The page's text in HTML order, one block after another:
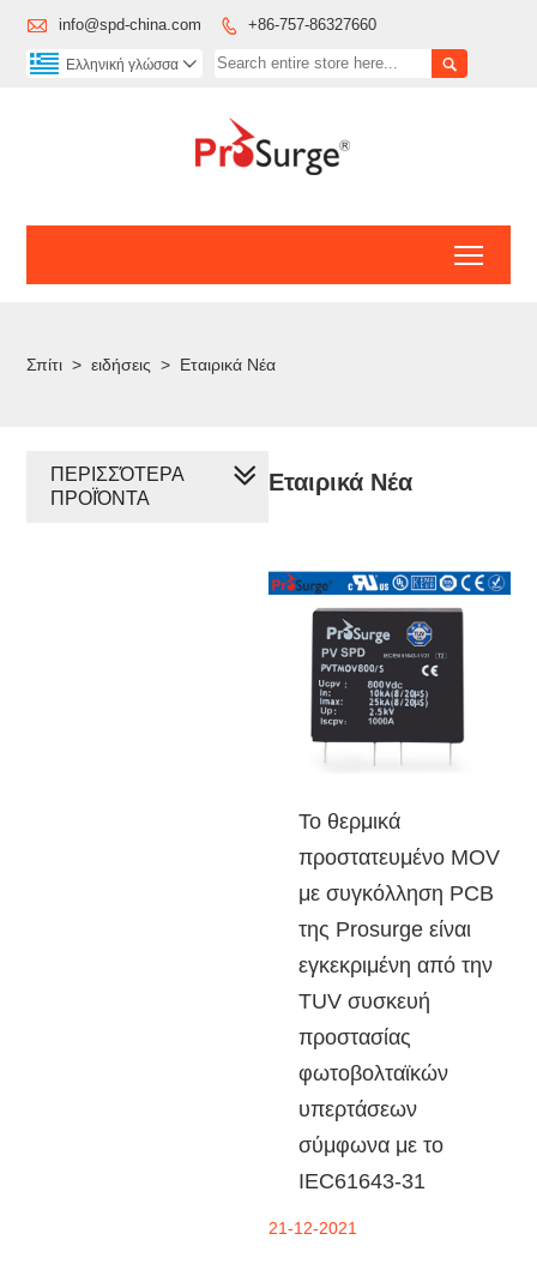
 info@spd-china.com  +86-757-86327660

Ελληνική γλώσσα 
Σπίτι > ειδήσεις > Εταιρικά Νέα
Εταιρικά Νέα
Το θερμικά
προστατευμένο MOV
με συγκόλληση PCB
της Prosurge είναι
εγκεκριμένη από την
TUV συσκευή
προστασίας
φωτοβολταϊκών
υπερτάσεων
σύμφωνα με το
IEC61643-31
21-12-2021
ΠΕΡΙΣΣΌΤΕΡΑ
ΠΡΟΪΌΝΤΑ